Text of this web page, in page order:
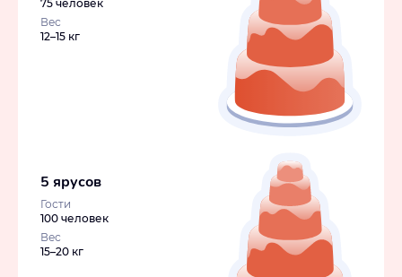
75 человек
Вес
12–15 кг
5 ярусов
Гости
100 человек
Вес
15–20 кг